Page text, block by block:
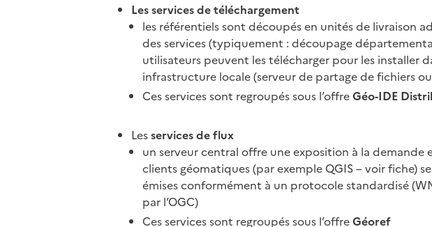
Les services de téléchargement
les référentiels sont découpés en unités de livraison
des services (typiquement : découpage
utilisateurs peuvent les télécharger pour les installer
infrastructure locale (serveur de partage de fichiers
Ces services sont regroupés sous l’offreGéo-IDE
Lesservices de flux
un serveur central offre une exposition à la demande
clients géomatiques (par exemple QGIS – voir fiche)
émises conformément à un protocole standardisé
par l’OGC)
Ces services sont regroupés sous l’offreGéoref